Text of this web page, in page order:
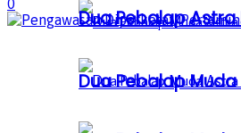
Dua Pebalap Muda
Dua Pebalap
0